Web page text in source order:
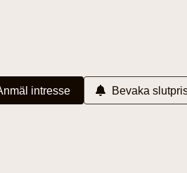
intresse Bevaka